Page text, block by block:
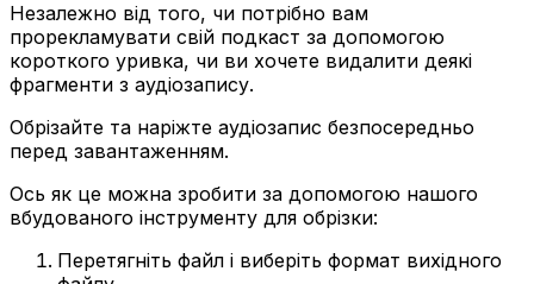
Незалежно від того, чи потрібно вам
прорекламувати свій подкаст за допомогою
короткого уривка, чи ви хочете видалити деякі
фрагменти з аудіозапису.
Обрізайте та наріжте аудіозапис безпосередньо
перед завантаженням.
Ось як це можна зробити за допомогою нашого
вбудованого інструменту для обрізки:
Перетягніть файл і виберіть формат вихідного